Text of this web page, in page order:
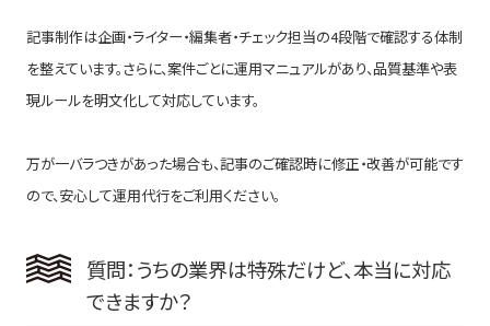
記事制作は企画・ライター・編集者・チェック担当の4段階で確認する体制
を整えています。さらに、案件ごとに運用マニュアルがあり、品質基準や表
現ルールを明文化して対応しています。
万が一バラつきがあった場合も、記事のご確認時に修正・改善が可能です
ので、安心して運用代行をご利用ください。
質問：うちの業界は特殊だけど、本当に対応
できますか？